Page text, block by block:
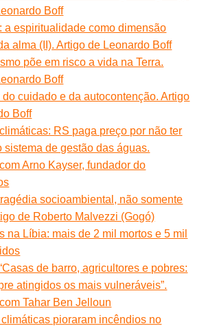
Boff
a espiritualidade como dimensão
alma (II). Artigo de Leonardo Boff
põe em risco a vida na Terra.
Boff
do cuidado e da autocontenção. Artigo
Boff
RS paga preço por não ter
sistema de gestão das águas.
Arno Kayser, fundador do
socioambiental, não somente
de Roberto Malvezzi (Gogó)
na Líbia: mais de 2 mil mortos e 5 mil
de barro, agricultores e pobres:
atingidos os mais vulneráveis”.
Tahar Ben Jelloun
pioraram incêndios no